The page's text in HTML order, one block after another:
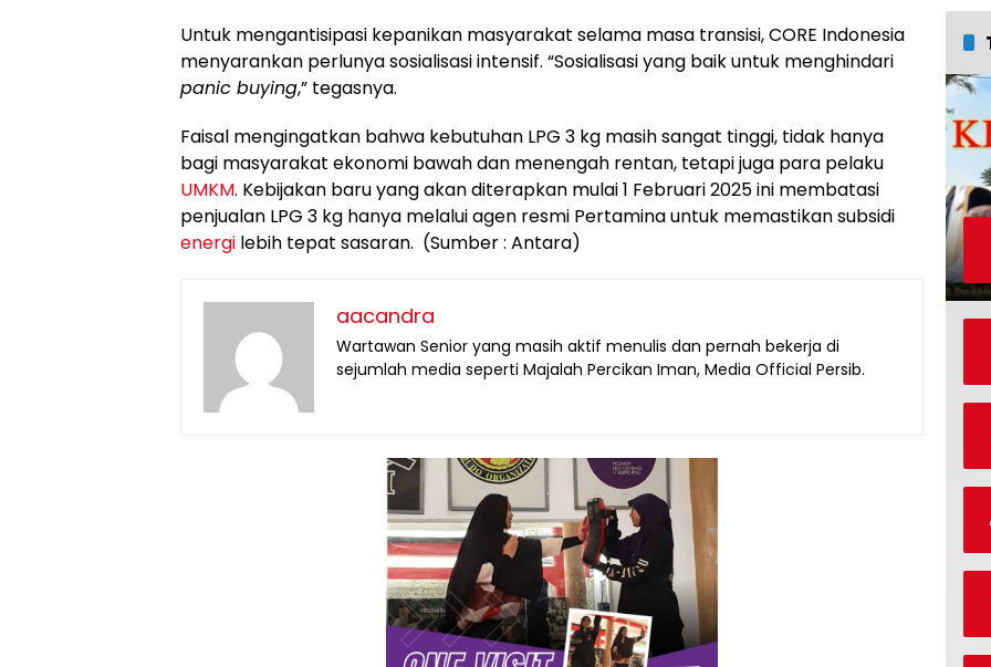
Untuk mengantisipasi kepanikan masyarakat selama masa transisi, CORE Indonesia
menyarankan perlunya sosialisasi intensif. “Sosialisasi yang baik untuk menghindari
panic buying,” tegasnya.
Faisal mengingatkan bahwa kebutuhan LPG 3 kg masih sangat tinggi, tidak hanya
bagi masyarakat ekonomi bawah dan menengah rentan, tetapi juga para pelaku
UMKM. Kebijakan baru yang akan diterapkan mulai 1 Februari 2025 ini membatasi
penjualan LPG 3 kg hanya melalui agen resmi Pertamina untuk memastikan subsidi
energi lebih tepat sasaran. (Sumber : Antara)
aacandra
Wartawan Senior yang masih aktif menulis dan pernah bekerja di
sejumlah media seperti Majalah Percikan Iman, Media Official Persib.